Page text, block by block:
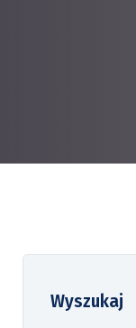
Wyszukaj